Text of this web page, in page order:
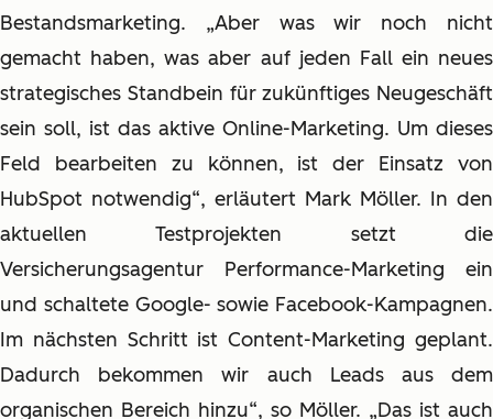
Bestandsmarketing. „Aber was wir noch nicht
gemacht haben, was aber auf jeden Fall ein neues
strategisches Standbein für zukünftiges Neugeschäft
sein soll, ist das aktive Online-Marketing. Um dieses
Feld bearbeiten zu können, ist der Einsatz von
HubSpot notwendig“, erläutert Mark Möller. In den
aktuellen Testprojekten setzt die
Versicherungsagentur Performance-Marketing ein
und schaltete Google- sowie Facebook-Kampagnen.
Im nächsten Schritt ist Content-Marketing geplant.
Dadurch bekommen wir auch Leads aus dem
organischen Bereich hinzu“, so Möller. „Das ist auch